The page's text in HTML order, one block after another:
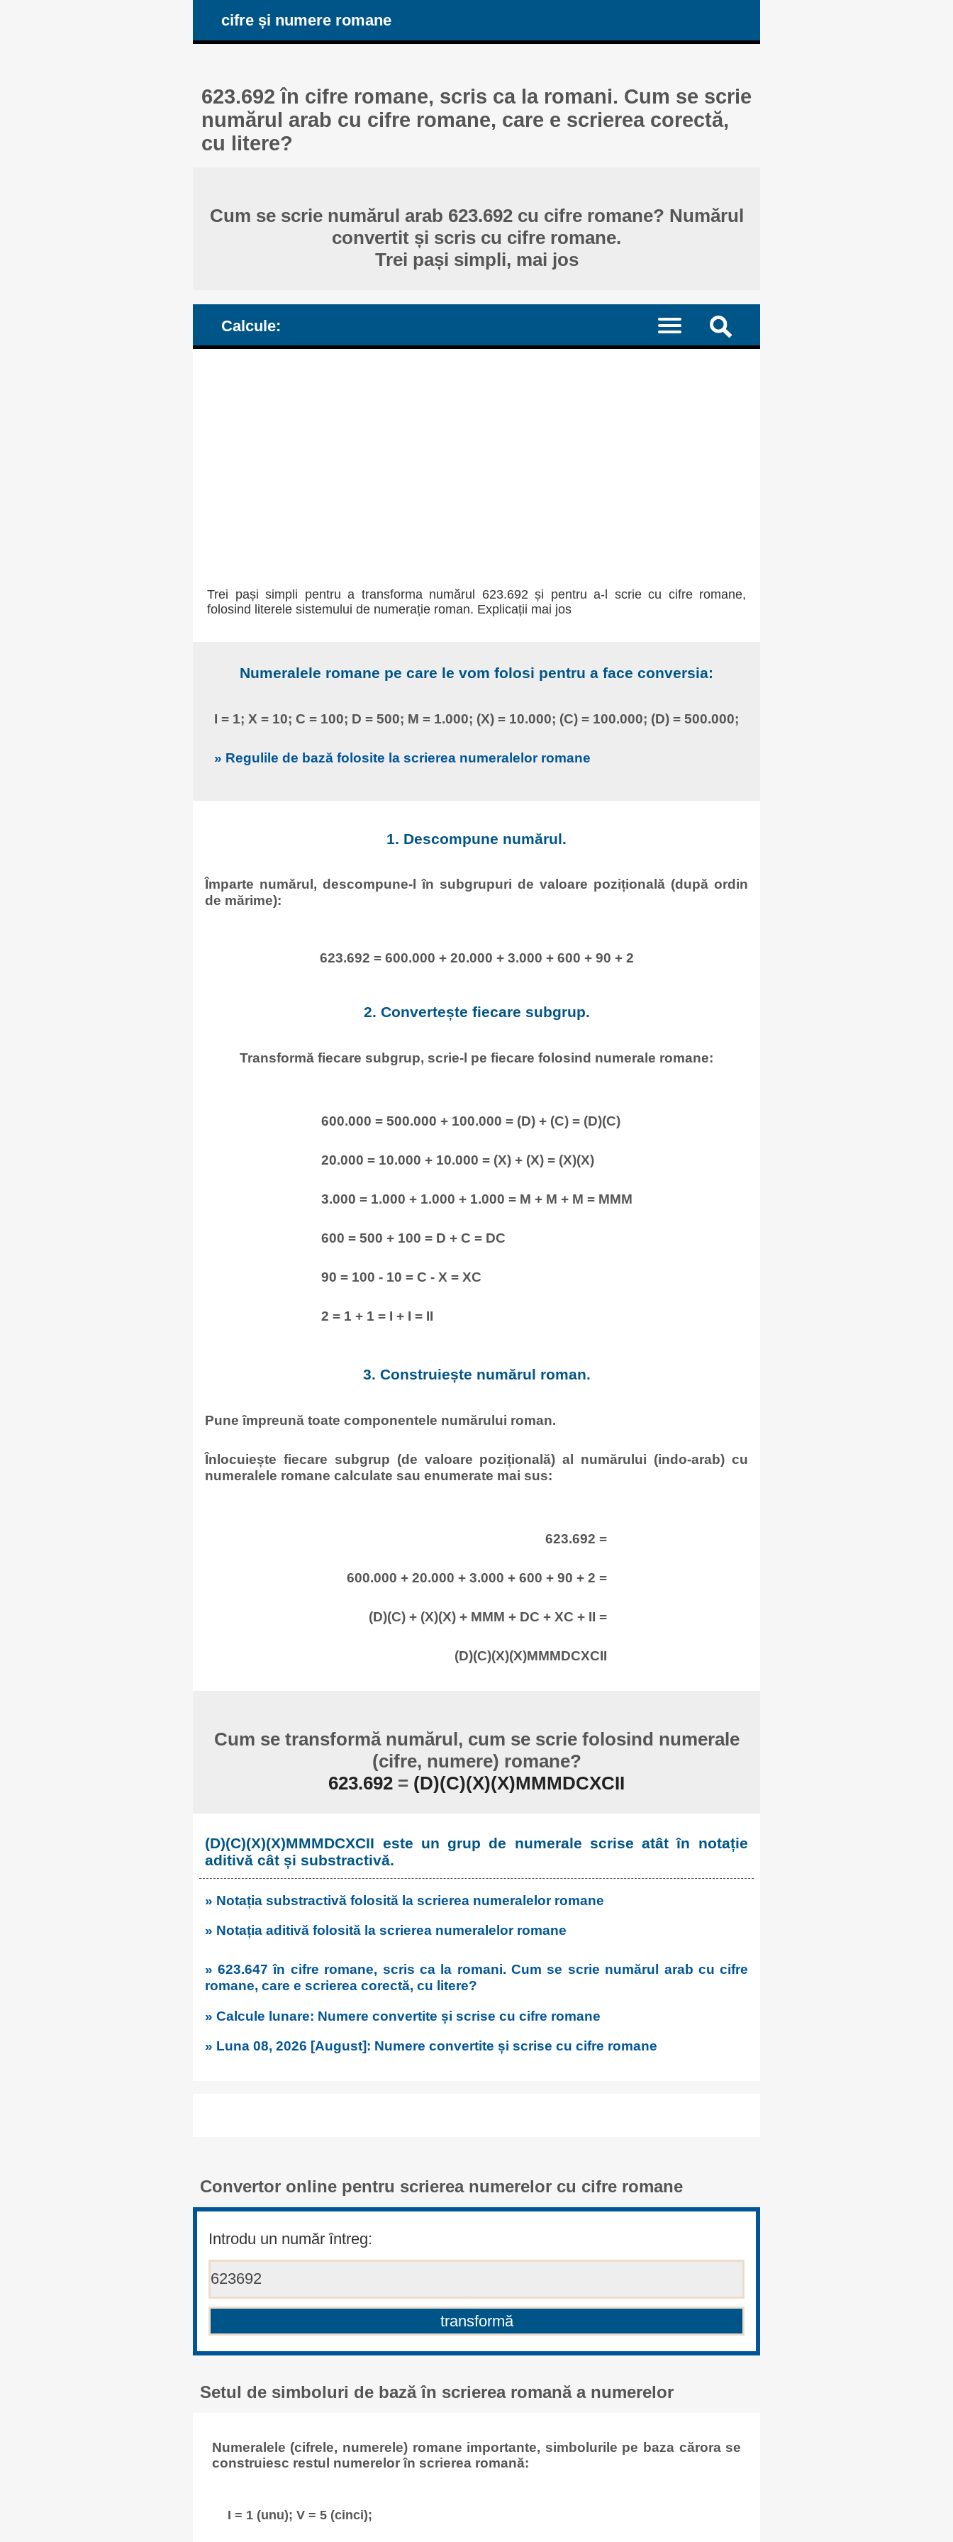
cifre și numere romane
623.692 în cifre romane, scris ca la romani. Cum se scrie
numărul arab cu cifre romane, care e scrierea corectă,
cu litere?
Cum se scrie numărul arab 623.692 cu cifre romane? Numărul
convertit și scris cu cifre romane.
Trei pași simpli, mai jos
Calcule:
Trei pași simpli pentru a transforma numărul 623.692 și pentru a-l scrie cu cifre romane,
folosind literele sistemului de numerație roman. Explicații mai jos
Numeralele romane pe care le vom folosi pentru a face conversia:
I = 1; X = 10; C = 100; D = 500; M = 1.000; (X) = 10.000; (C) = 100.000; (D) = 500.000;
» Regulile de bază folosite la scrierea numeralelor romane
1. Descompune numărul.
Împarte numărul, descompune-l în subgrupuri de valoare pozițională (după ordin
de mărime):
623.692 = 600.000 + 20.000 + 3.000 + 600 + 90 + 2
2. Convertește fiecare subgrup.
Transformă fiecare subgrup, scrie-l pe fiecare folosind numerale romane:
600.000 = 500.000 + 100.000 = (D) + (C) = (D)(C)
20.000 = 10.000 + 10.000 = (X) + (X) = (X)(X)
3.000 = 1.000 + 1.000 + 1.000 = M + M + M = MMM
600 = 500 + 100 = D + C = DC
90 = 100 - 10 = C - X = XC
2 = 1 + 1 = I + I = II
3. Construiește numărul roman.
Pune împreună toate componentele numărului roman.
Înlocuiește fiecare subgrup (de valoare pozițională) al numărului (indo-arab) cu
numeralele romane calculate sau enumerate mai sus:
623.692 =
600.000 + 20.000 + 3.000 + 600 + 90 + 2 =
(D)(C) + (X)(X) + MMM + DC + XC + II =
(D)(C)(X)(X)MMMDCXCII
Cum se transformă numărul, cum se scrie folosind numerale
(cifre, numere) romane?
623.692 = (D)(C)(X)(X)MMMDCXCII
(D)(C)(X)(X)MMMDCXCII este un grup de numerale scrise atât în notație
aditivă cât și substractivă.
» Notația substractivă folosită la scrierea numeralelor romane
» Notația aditivă folosită la scrierea numeralelor romane
» 623.647 în cifre romane, scris ca la romani. Cum se scrie numărul arab cu cifre
romane, care e scrierea corectă, cu litere?
» Calcule lunare: Numere convertite și scrise cu cifre romane
» Luna 08, 2026 [August]: Numere convertite și scrise cu cifre romane
Convertor online pentru scrierea numerelor cu cifre romane
Introdu un număr întreg:
Setul de simboluri de bază în scrierea romană a numerelor
Numeralele (cifrele, numerele) romane importante, simbolurile pe baza cărora se
construiesc restul numerelor în scrierea romană:
I = 1 (unu); V = 5 (cinci);